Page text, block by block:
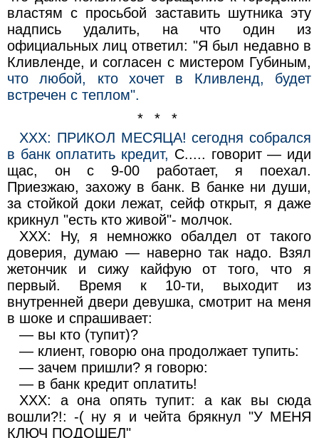
властям с просьбой заставить шутника эту
надпись удалить, на что один из
официальных лиц ответил: "Я был недавно в
Кливленде, и согласен с мистером Губиным,
что любой, кто хочет в Кливленд, будет
встречен с теплом".
* * *
ХХХ: ПРИКОЛ МЕСЯЦА! сегодня собрался
в банк оплатить кредит, С..... говорит — иди
щас, он с 9-00 работает, я поехал.
Приезжаю, захожу в банк. В банке ни души,
за стойкой доки лежат, сейф открыт, я даже
крикнул "есть кто живой"- молчок.
ХХХ: Ну, я немножко обалдел от такого
доверия, думаю — наверно так надо. Взял
жетончик и сижу кайфую от того, что я
первый. Время к 10-ти, выходит из
внутренней двери девушка, смотрит на меня
в шоке и спрашивает:
— вы кто (тупит)?
— клиент, говорю она продолжает тупить:
— зачем пришли? я говорю:
— в банк кредит оплатить!
ХХХ: а она опять тупит: а как вы сюда
вошли?!: -( ну я и чейта брякнул "У МЕНЯ
КЛЮЧ ПОДОШЕЛ"